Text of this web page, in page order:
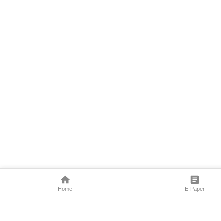
Home E-Paper